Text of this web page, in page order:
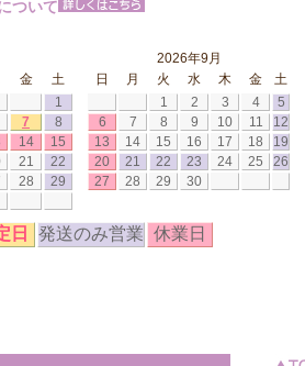
ついて
金
土
1
7
8
14
15
21
22
28
29
2026年9月
日
月 火 水 木 金
土
1
2 3 4
5
6
7 8 9 10 11
12
13
14 15 16 17 18
19
20
21 22 23 24 25
26
27
28 29 30
日 発送のみ営業 休業日